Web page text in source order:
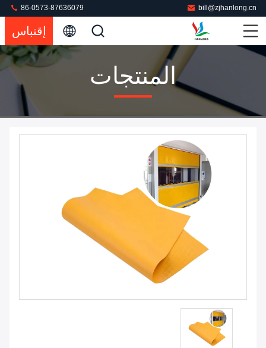
bill@zjhanlong.cn
86-0573-87636079
إقتباس
المنتجات